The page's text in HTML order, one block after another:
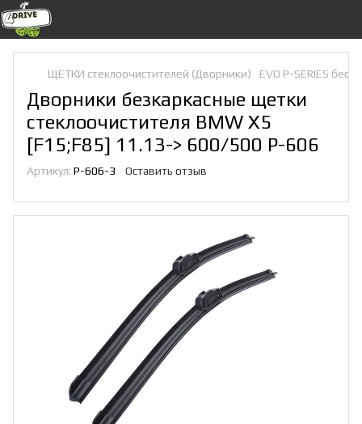
ЩЕТКИ стеклоочистителей (Дворники) EVO P-SERIES
Дворники безкаркасные щетки
стеклоочистителя BMW X5
[F15;F85] 11.13-> 600/500 P-606
Артикул: P-606-3 Оставить отзыв